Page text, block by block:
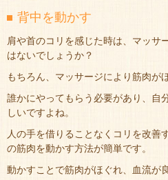
背中を動かす
肩や首のコリを感じた時は、マッサ
はないでしょうか？
もちろん、マッサージにより筋肉が
誰かにやってもらう必要があり、自
しいですよね。
人の手を借りることなくコリを改善
の筋肉を動かす方法が簡単です。
動かすことで筋肉がほぐれ、血流が